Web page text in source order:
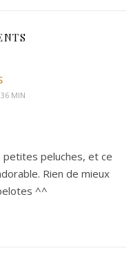
MIN
petites peluches, et ce
Rien de mieux
^^